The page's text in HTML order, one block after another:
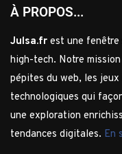
À PROPOS...
Julsa.fr est une fenêtre
high-tech. Notre
pépites du web, les
technologiques qui
une exploration
tendances digitales. En